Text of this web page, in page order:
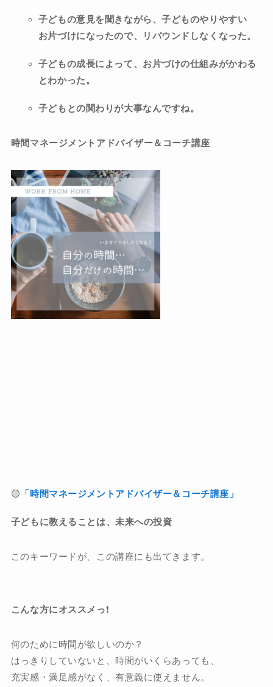
子どもの意見を聞きながら、子どものやりやすい
お片づけになったので、リバウンドしなくなった。
子どもの成長によって、お片づけの仕組みがかわる
とわかった。
子どもとの関わりが大事なんですね。
時間マネージメントアドバイザー＆コーチ講座
🟡 「時間マネージメントアドバイザー＆コーチ講座」
子どもに教えることは、未来への投資
このキーワードが、この講座にも出てきます。
こんな方にオススメっ❗️
何のために時間が欲しいのか？
はっきりしていないと、時間がいくらあっても、
充実感・満足感がなく、有意義に使えません。